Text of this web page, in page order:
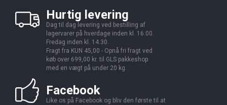
Hurtig levering
Dag til dag levering ved bestilling af
lagervarer på hverdage inden kl. 16.00.
Fredag inden kl. 14.30.
Fragt fra KUN 45,00 - Opnå fri fragt ved
køb over 699,00 kr. til GLS pakkeshop
med en vægt på under 20 kg.
Facebook
Like os på Facebook og bliv den første til at